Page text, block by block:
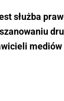
służba